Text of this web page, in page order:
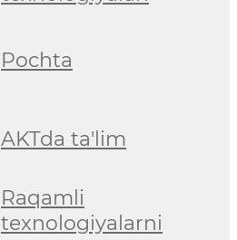
Pochta
AKTda ta'lim
Raqamli
texnologiyalarni